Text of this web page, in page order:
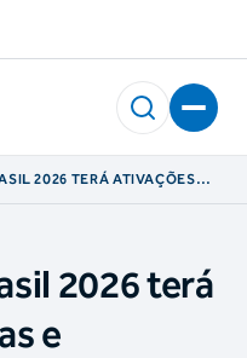
2026 TERÁ ATIVAÇÕES
2026 terá
e